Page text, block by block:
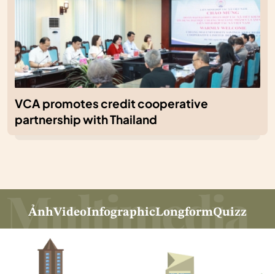
VCA promotes credit cooperative
partnership with Thailand
ẢnhVideoInfographicLongformQuizz